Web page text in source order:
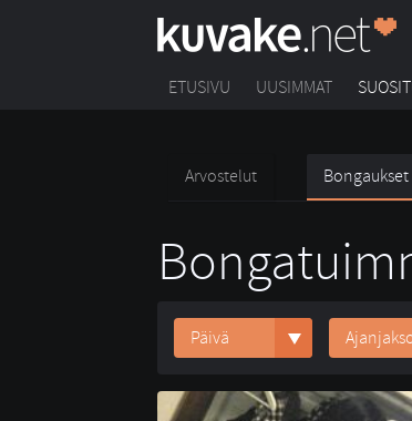
ETUSIVU UUSIMMAT
Arvostelut Bongaukset
Päivä